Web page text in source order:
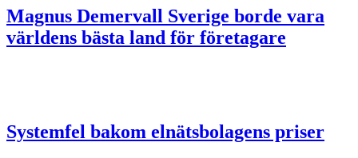
Magnus Demervall Sverige borde vara
världens bästa land för företagare
Systemfel bakom elnätsbolagens priser